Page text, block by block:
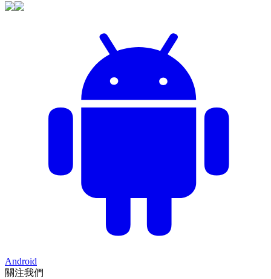
Android
關注我們